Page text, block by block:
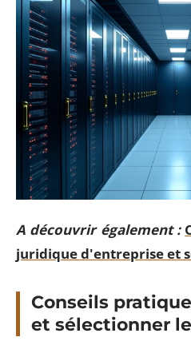
A découvrir également :
juridique d'entreprise et
Conseils
et sélectionner